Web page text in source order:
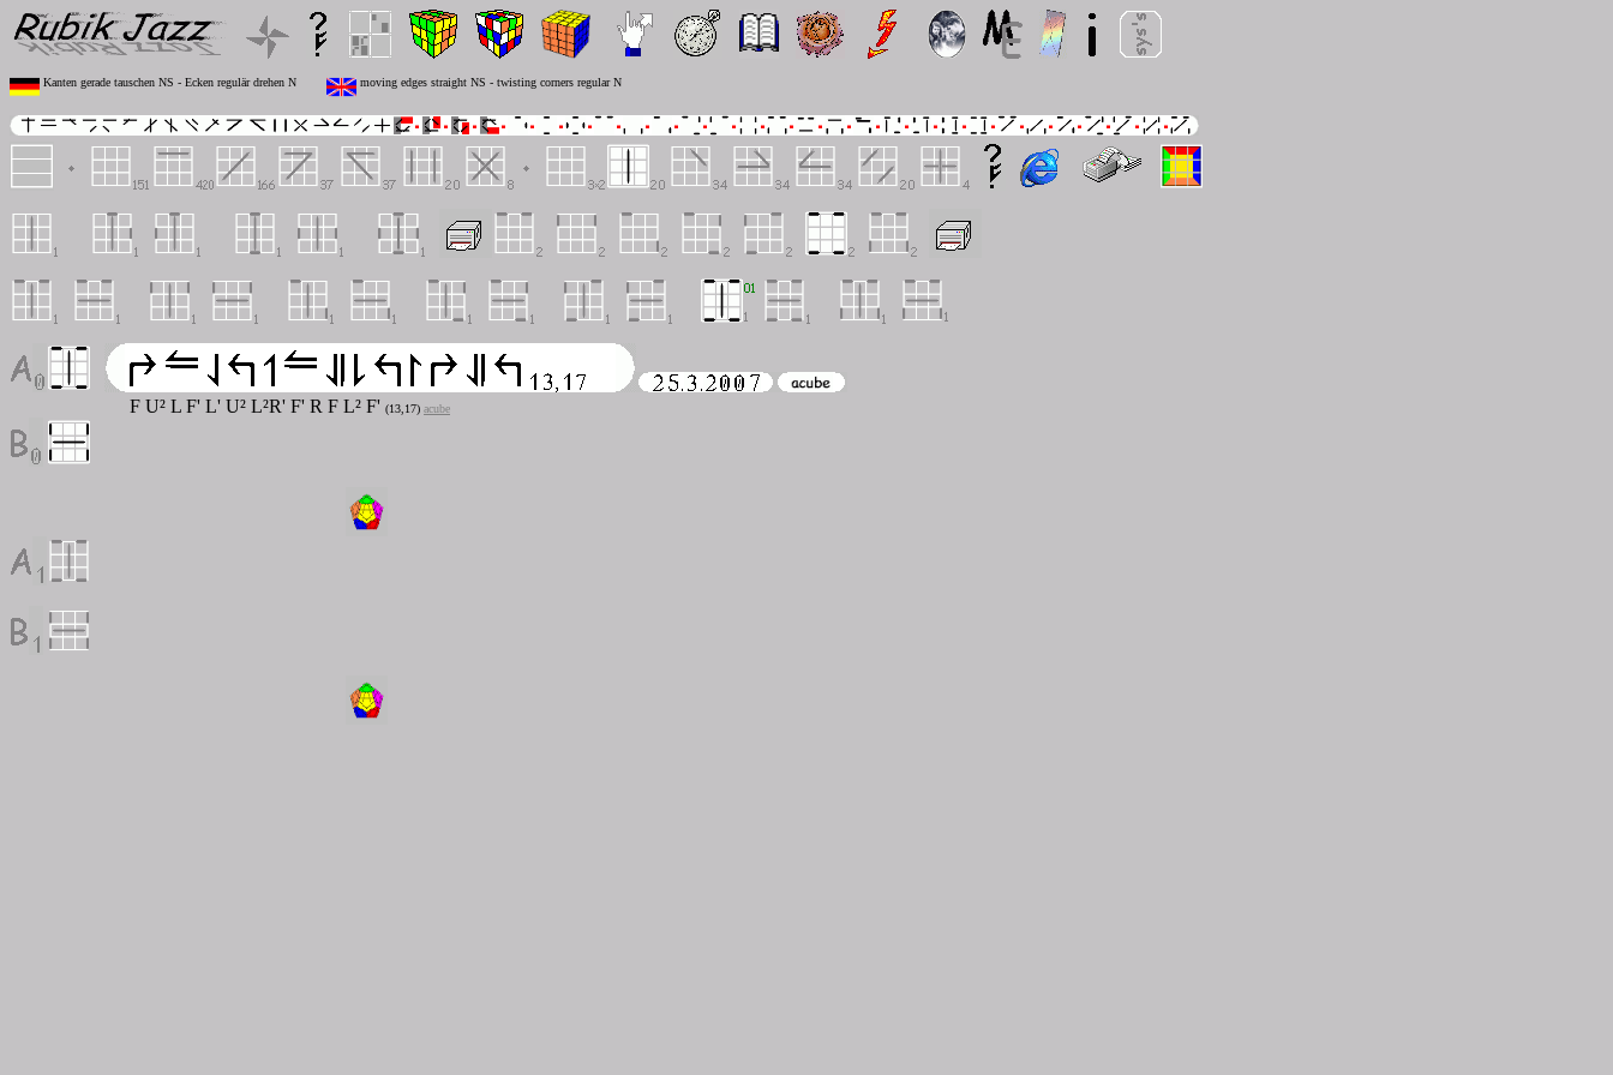
Kanten gerade tauschen NS - Ecken regulär drehen N moving edges straight NS - twisting corners regular N
F U² L F' L' U² L²R' F' R F L² F' (13,17) acube